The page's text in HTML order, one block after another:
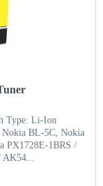
Type: Li-Ion
Nokia BL-5C, Nokia
PX1728E-1BRS /
AK54...